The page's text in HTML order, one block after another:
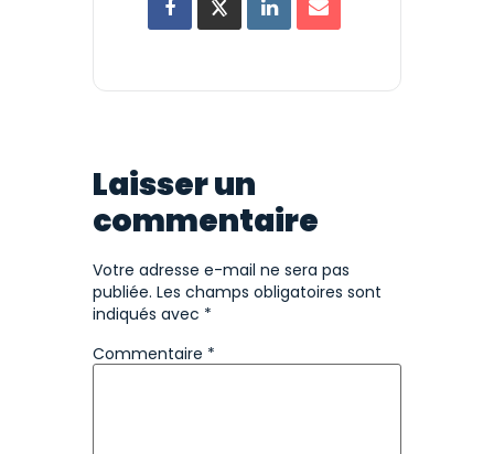
Laisser un
commentaire
Votre adresse e-mail ne sera pas
publiée. Les champs obligatoires sont
indiqués avec *
Commentaire *